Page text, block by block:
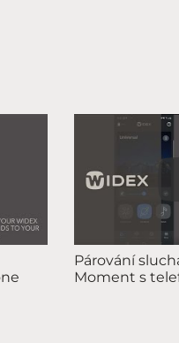
Párování
Moment s